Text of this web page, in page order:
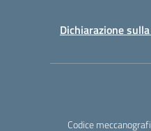
Dichiarazione
Codice